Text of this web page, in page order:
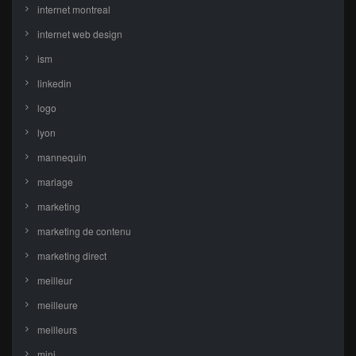
internet montreal
internet web design
ism
linkedin
logo
lyon
mannequin
mariage
marketing
marketing de contenu
marketing direct
meilleur
meilleure
meilleurs